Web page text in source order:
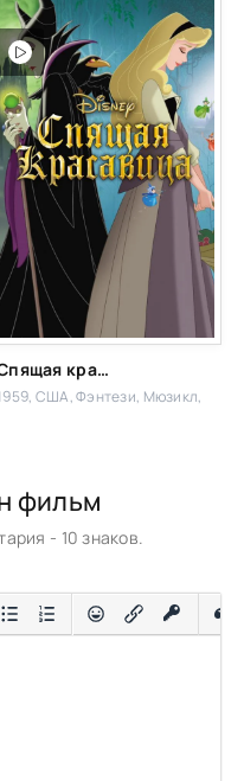
Спящая красавица
США,Фэнтези, Мюзикл,
фильм
- 10 знаков.